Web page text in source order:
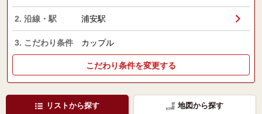
2. 沿線・駅 浦安駅
3. こだわり条件 カップル
こだわり条件を変更する
リストから探す 地図から探す